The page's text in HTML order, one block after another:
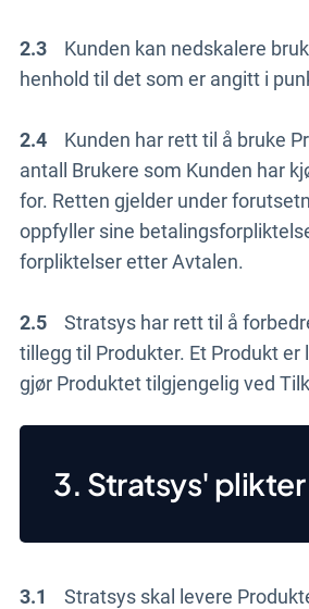
2.3
Kunden kan nedskalere
henhold til det som er angitt i
2.4
Kunden har rett til å bruke
antall Brukere som Kunden har
for. Retten gjelder under
oppfyller sine
forpliktelser etter Avtalen.
2.5Stratsys har rett til å
tillegg til Produkter. Et Produkt
gjør Produktet tilgjengelig ved
3. Stratsys' plikter
3.1
Stratsys skal levere